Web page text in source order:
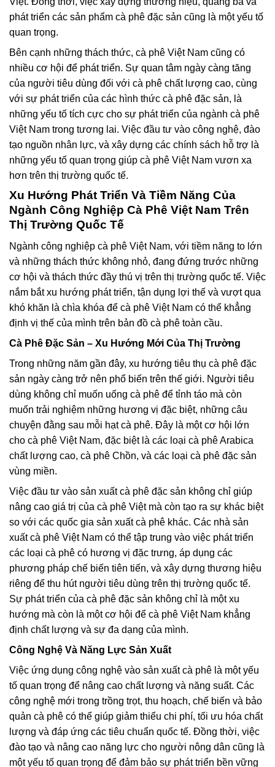
phát triển các sản phẩm cà phê đặc sản cũng là một yếu tố
quan trọng.
Bên cạnh những thách thức, cà phê Việt Nam cũng có
nhiều cơ hội để phát triển. Sự quan tâm ngày càng tăng
của người tiêu dùng đối với cà phê chất lượng cao, cùng
với sự phát triển của các hình thức cà phê đặc sản, là
những yếu tố tích cực cho sự phát triển của ngành cà phê
Việt Nam trong tương lai. Việc đầu tư vào công nghệ, đào
tạo nguồn nhân lực, và xây dựng các chính sách hỗ trợ là
những yếu tố quan trọng giúp cà phê Việt Nam vươn xa
hơn trên thị trường quốc tế.
Xu Hướng Phát Triển Và Tiềm Năng Của
Ngành Công Nghiệp Cà Phê Việt Nam Trên
Thị Trường Quốc Tế
Ngành công nghiệp cà phê Việt Nam, với tiềm năng to lớn
và những thách thức không nhỏ, đang đứng trước những
cơ hội và thách thức đầy thú vị trên thị trường quốc tế. Việc
nắm bắt xu hướng phát triển, tận dụng lợi thế và vượt qua
khó khăn là chìa khóa để cà phê Việt Nam có thể khẳng
định vị thế của mình trên bản đồ cà phê toàn cầu.
Cà Phê Đặc Sản – Xu Hướng Mới Của Thị Trường
Trong những năm gần đây, xu hướng tiêu thụ cà phê đặc
sản ngày càng trở nên phổ biến trên thế giới. Người tiêu
dùng không chỉ muốn uống cà phê để tỉnh táo mà còn
muốn trải nghiệm những hương vị đặc biệt, những câu
chuyện đằng sau mỗi hạt cà phê. Đây là một cơ hội lớn
cho cà phê Việt Nam, đặc biệt là các loại cà phê Arabica
chất lượng cao, cà phê Chồn, và các loại cà phê đặc sản
vùng miền.
Việc đầu tư vào sản xuất cà phê đặc sản không chỉ giúp
nâng cao giá trị của cà phê Việt mà còn tạo ra sự khác biệt
so với các quốc gia sản xuất cà phê khác. Các nhà sản
xuất cà phê Việt Nam có thể tập trung vào việc phát triển
các loại cà phê có hương vị đặc trưng, áp dụng các
phương pháp chế biến tiên tiến, và xây dựng thương hiệu
riêng để thu hút người tiêu dùng trên thị trường quốc tế.
Sự phát triển của cà phê đặc sản không chỉ là một xu
hướng mà còn là một cơ hội để cà phê Việt Nam khẳng
định chất lượng và sự đa dạng của mình.
Công Nghệ Và Năng Lực Sản Xuất
Việc ứng dụng công nghệ vào sản xuất cà phê là một yếu
tố quan trọng để nâng cao chất lượng và năng suất. Các
công nghệ mới trong trồng trọt, thu hoạch, chế biến và bảo
quản cà phê có thể giúp giảm thiểu chi phí, tối ưu hóa chất
lượng và đáp ứng các tiêu chuẩn quốc tế. Đồng thời, việc
đào tạo và nâng cao năng lực cho người nông dân cũng là
một yếu tố quan trọng để đảm bảo sự phát triển bền vững